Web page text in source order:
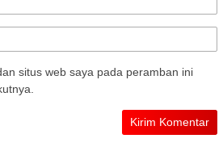
situs web saya pada peramban ini